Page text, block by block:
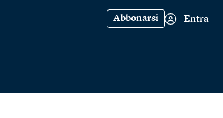
Abbonarsi Entra